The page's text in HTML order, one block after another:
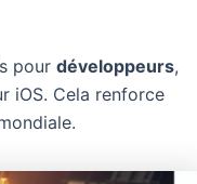
pour développeurs,
iOS. Cela renforce